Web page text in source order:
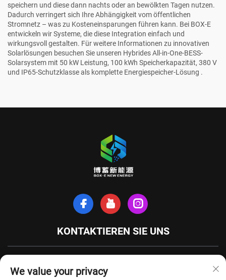
speichern und diese dann nachts oder an bewölkten Tagen nutzen.
Dadurch verringert sich Ihre Abhängigkeit vom öffentlichen
Stromnetz – was zu Kosteneinsparungen führen kann. Bei BOX-E
entwickeln wir Systeme, die diese Integration einfach und
wirkungsvoll gestalten. Für weitere Informationen zu innovativen
Solarlösungen besuchen Sie unseren Hybrides All-in-One-BESS-
Solarsystem mit 50 kW Leistung, 100 kWh Speicherkapazität, 380 V
und IP65-Schutzklasse als komplette Energiespeicher-Lösung .
KONTAKTIEREN SIE UNS
We value your privacy